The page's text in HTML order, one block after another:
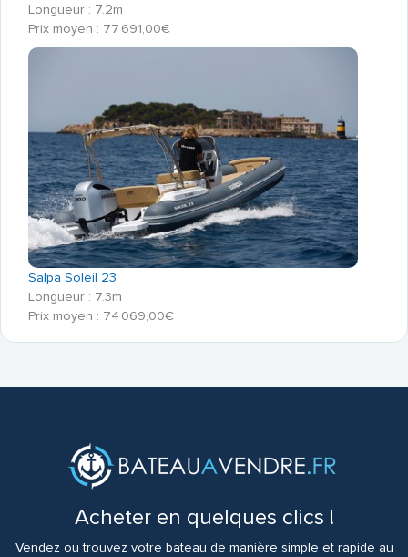
Longueur : 7.2m
Prix moyen : 77 691,00€
Salpa Soleil 23
Longueur : 7.3m
Prix moyen : 74 069,00€
Acheter en quelques clics !
Vendez ou trouvez votre bateau de manière simple et rapide au